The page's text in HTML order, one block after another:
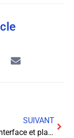
SUIVANT
Design d’interface et plateformes de streaming : Pourquoi l’esthétique est aussi cruciale que la performance ?